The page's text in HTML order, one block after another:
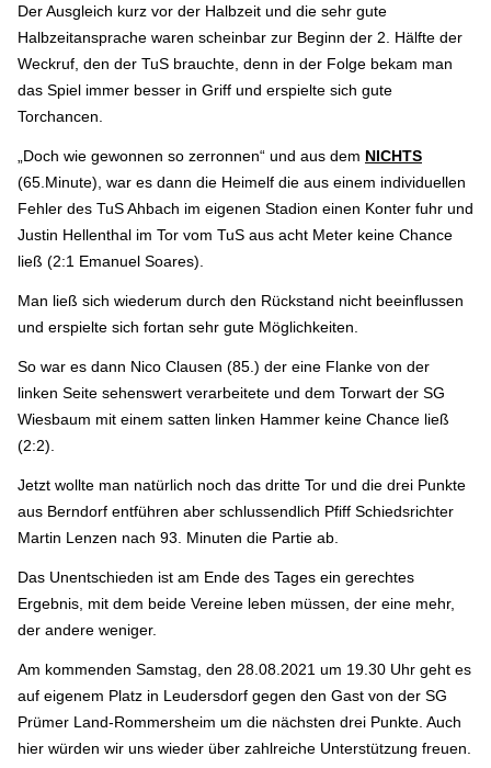
Der Ausgleich kurz vor der Halbzeit und die sehr gute
Halbzeitansprache waren scheinbar zur Beginn der 2. Hälfte der
Weckruf, den der TuS brauchte, denn in der Folge bekam man
das Spiel immer besser in Griff und erspielte sich gute
Torchancen.
„Doch wie gewonnen so zerronnen“ und aus dem NICHTS
(65.Minute), war es dann die Heimelf die aus einem individuellen
Fehler des TuS Ahbach im eigenen Stadion einen Konter fuhr und
Justin Hellenthal im Tor vom TuS aus acht Meter keine Chance
ließ (2:1 Emanuel Soares).
Man ließ sich wiederum durch den Rückstand nicht beeinflussen
und erspielte sich fortan sehr gute Möglichkeiten.
So war es dann Nico Clausen (85.) der eine Flanke von der
linken Seite sehenswert verarbeitete und dem Torwart der SG
Wiesbaum mit einem satten linken Hammer keine Chance ließ
(2:2).
Jetzt wollte man natürlich noch das dritte Tor und die drei Punkte
aus Berndorf entführen aber schlussendlich Pfiff Schiedsrichter
Martin Lenzen nach 93. Minuten die Partie ab.
Das Unentschieden ist am Ende des Tages ein gerechtes
Ergebnis, mit dem beide Vereine leben müssen, der eine mehr,
der andere weniger.
Am kommenden Samstag, den 28.08.2021 um 19.30 Uhr geht es
auf eigenem Platz in Leudersdorf gegen den Gast von der SG
Prümer Land-Rommersheim um die nächsten drei Punkte. Auch
hier würden wir uns wieder über zahlreiche Unterstützung freuen.